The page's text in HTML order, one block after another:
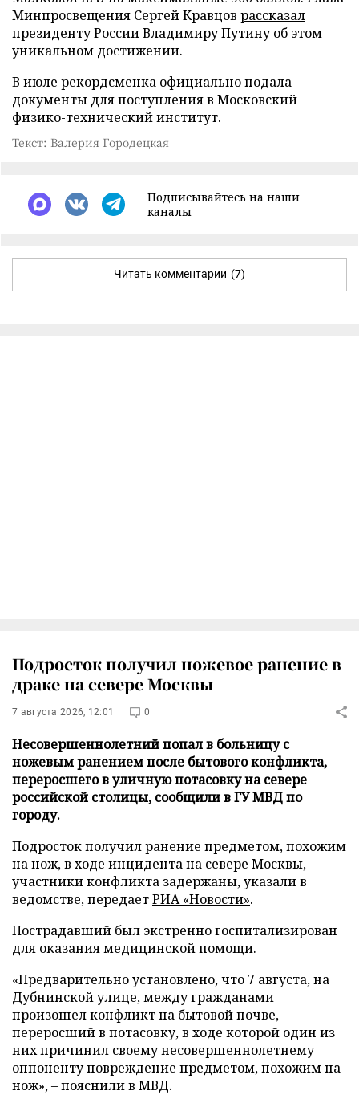
Минпросвещения Сергей Кравцов рассказал
президенту России Владимиру Путину об этом
уникальном достижении.
В июле рекордсменка официальноподала
документы для поступления в Московский
физико-технический институт.
Текст: Валерия Городецкая
Подписывайтесь на наши
каналы
Читать комментарии (7)
Подросток получил ножевое ранение в
драке на севере Москвы
7 августа 2026, 12:01 0
Несовершеннолетний попал в больницу с
ножевым ранением после бытового конфликта,
переросшего в уличную потасовку на севере
российской столицы, сообщили в ГУ МВД по
городу.
Подросток получил ранение предметом, похожим
на нож, в ходе инцидента на севере Москвы,
участники конфликта задержаны, указали в
ведомстве, передаетРИА «Новости».
Пострадавший был экстренно госпитализирован
для оказания медицинской помощи.
«Предварительно установлено, что 7 августа, на
Дубнинской улице, между гражданами
произошел конфликт на бытовой почве,
переросший в потасовку, в ходе которой один из
них причинил своему несовершеннолетнему
оппоненту повреждение предметом, похожим на
нож», – пояснили в МВД.